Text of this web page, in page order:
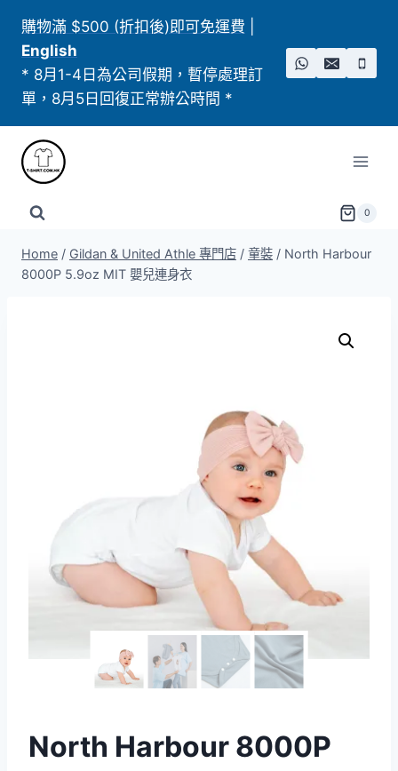
content
購物滿 $500 (折扣後)即可免運費
English
* 8月1-4日為公司假期，暫停處理訂
單，8月5日回復正常辦公時間 *
0
Home / Gildan & United Athle 專門店 / 童裝 / North Harbour
8000P 5.9oz MIT 嬰兒連身衣
North Harbour 8000P